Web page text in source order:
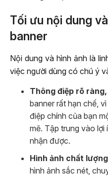
Tối ưu nội dung
banner
Nội dung và hình ảnh là
việc người dùng có chú ý
Thông điệp rõ
banner rất hạn chế,
điệp chính của bạn
mẽ. Tập trung vào lợi
nhận được.
Hình ảnh chất
hình ảnh sắc nét,